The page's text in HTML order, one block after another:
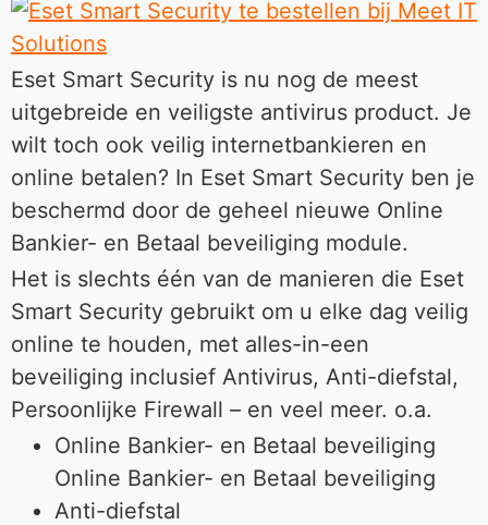
Eset Smart Security is nu nog de meest
uitgebreide en veiligste antivirus product. Je
wilt toch ook veilig internetbankieren en
online betalen? In Eset Smart Security ben je
beschermd door de geheel nieuwe Online
Bankier- en Betaal beveiliging module.
Het is slechts één van de manieren die Eset
Smart Security gebruikt om u elke dag veilig
online te houden, met alles-in-een
beveiliging inclusief Antivirus, Anti-diefstal,
Persoonlijke Firewall – en veel meer. o.a.
Online Bankier- en Betaal beveiliging
Online Bankier- en Betaal beveiliging
Anti-diefstal